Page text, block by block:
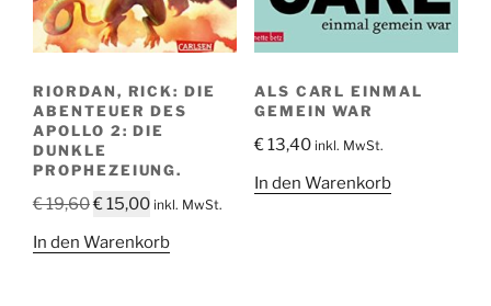
RIORDAN, RICK: DIE
ABENTEUER DES
APOLLO 2: DIE
DUNKLE
PROPHEZEIUNG.
€19,60Ursprünglicher
war:
€15,00Aktueller
ist:
inkl. MwSt.
In den Warenkorb
ALS CARL EINMAL
GEMEIN WAR
€13,40 inkl. MwSt.
In den Warenkorb